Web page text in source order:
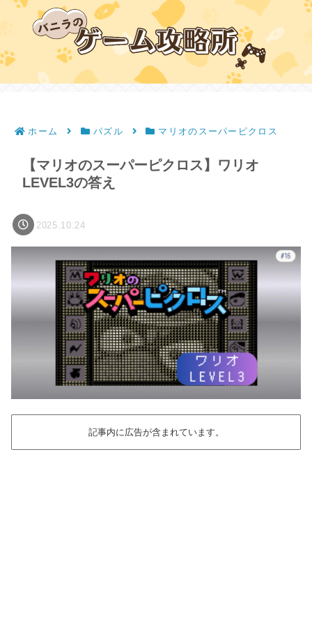
ホーム パズル マリオのスーパーピクロス
【マリオのスーパーピクロス】ワリオ
LEVEL3の答え
2025.10.24
記事内に広告が含まれています。